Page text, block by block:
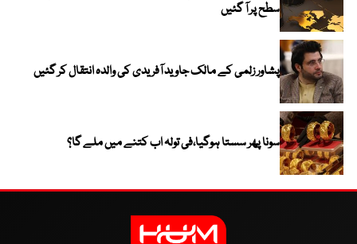
سطح پر آ گئیں
پشاور زلمی کے مالک جاوید آفریدی کی والدہ انتقال کر گئیں
سونا پھر سستا ہوگیا،فی تولہ اب کتنے میں ملے گا؟